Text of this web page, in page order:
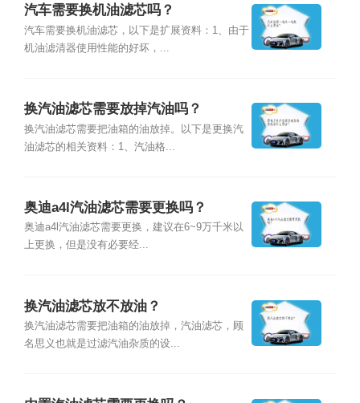
汽车需要换机油滤芯吗？
汽车需要换机油滤芯，以下是扩展资料：1、由于
机油滤清器使用性能的好坏，...
换汽油滤芯需要放掉汽油吗？
换汽油滤芯需要把油箱的油放掉。以下是更换汽
油滤芯的相关资料：1、汽油格...
奥迪a4l汽油滤芯需要更换吗？
奥迪a4l汽油滤芯需要更换，建议在6~9万千米以
上更换，但是没有必要经...
换汽油滤芯放不放油？
换汽油滤芯需要把油箱的油放掉，汽油滤芯，顾
名思义也就是过滤汽油杂质的设...